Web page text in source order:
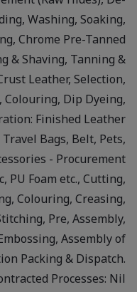
Washing, Soaking,
Chrome Pre-Tanned
& Shaving, Tanning &
Leather, Selection,
Dip Dyeing,
Finished Leather
Bags, Belt, Pets,
- Procurement
Foam etc., Cutting,
Colouring, Creasing,
Pre, Assembly,
Assembly of
Packing & Dispatch.
Processes: Nil